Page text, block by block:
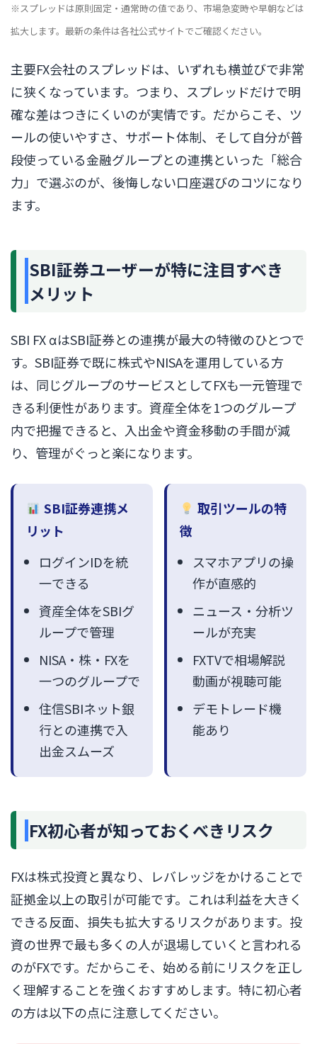
※スプレッドは原則固定・通常時の値であり、市場急変時や早朝などは
拡大します。最新の条件は各社公式サイトでご確認ください。
主要FX会社のスプレッドは、いずれも横並びで非常
に狭くなっています。つまり、スプレッドだけで明
確な差はつきにくいのが実情です。だからこそ、ツ
ールの使いやすさ、サポート体制、そして自分が普
段使っている金融グループとの連携といった「総合
力」で選ぶのが、後悔しない口座選びのコツになり
ます。
SBI証券ユーザーが特に注目すべき
メリット
SBI FX αはSBI証券との連携が最大の特徴のひとつで
す。SBI証券で既に株式やNISAを運用している方
は、同じグループのサービスとしてFXも一元管理で
きる利便性があります。資産全体を1つのグループ
内で把握できると、入出金や資金移動の手間が減
り、管理がぐっと楽になります。
SBI証券連携メ
リット
ログインIDを統
一できる
資産全体をSBIグ
ループで管理
NISA・株・FXを
一つのグループで
住信SBIネット銀
行との連携で入
出金スムーズ
取引ツールの特
徴
スマホアプリの操
作が直感的
ニュース・分析ツ
ールが充実
FXTVで相場解説
動画が視聴可能
デモトレード機
能あり
FX初心者が知っておくべきリスク
FXは株式投資と異なり、レバレッジをかけることで
証拠金以上の取引が可能です。これは利益を大きく
できる反面、損失も拡大するリスクがあります。投
資の世界で最も多くの人が退場していくと言われる
のがFXです。だからこそ、始める前にリスクを正し
く理解することを強くおすすめします。特に初心者
の方は以下の点に注意してください。